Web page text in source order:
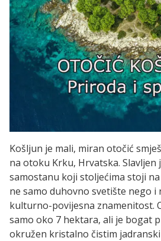
Košljun je mali, miran otočić
na otoku Krku, Hrvatska.
samostanu koji stoljećima stoji
ne samo duhovno svetište nego i
kulturno-povijesna znamenitost.
samo oko 7 hektara, ali je bogat
okružen kristalno čistim